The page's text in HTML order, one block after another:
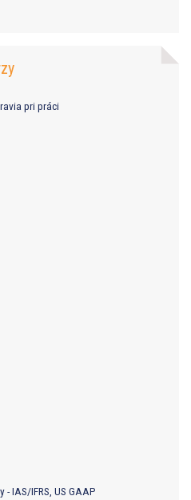
pri práci
IAS/IFRS, US GAAP